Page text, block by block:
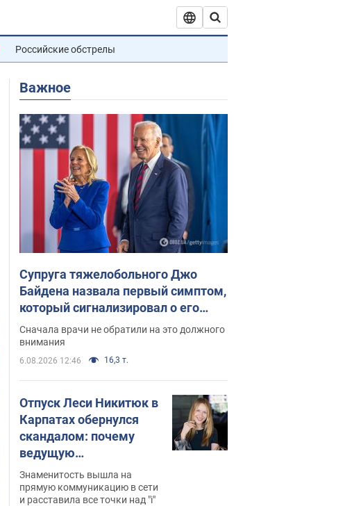
Российские обстрелы
Важное
Супруга тяжелобольного Джо
Байдена назвала первый симптом,
который сигнализировал о его
"агрессивном" раке
Сначала врачи не обратили на это должного
внимания
6.08.2026 12:46 16,3 т.
Отпуск Леси Никитюк в
Карпатах обернулся
скандалом: почему
ведущую
несправедливо
захейтили
Знаменитость вышла на
прямую коммуникацию в сети
и расставила все точки над "i"